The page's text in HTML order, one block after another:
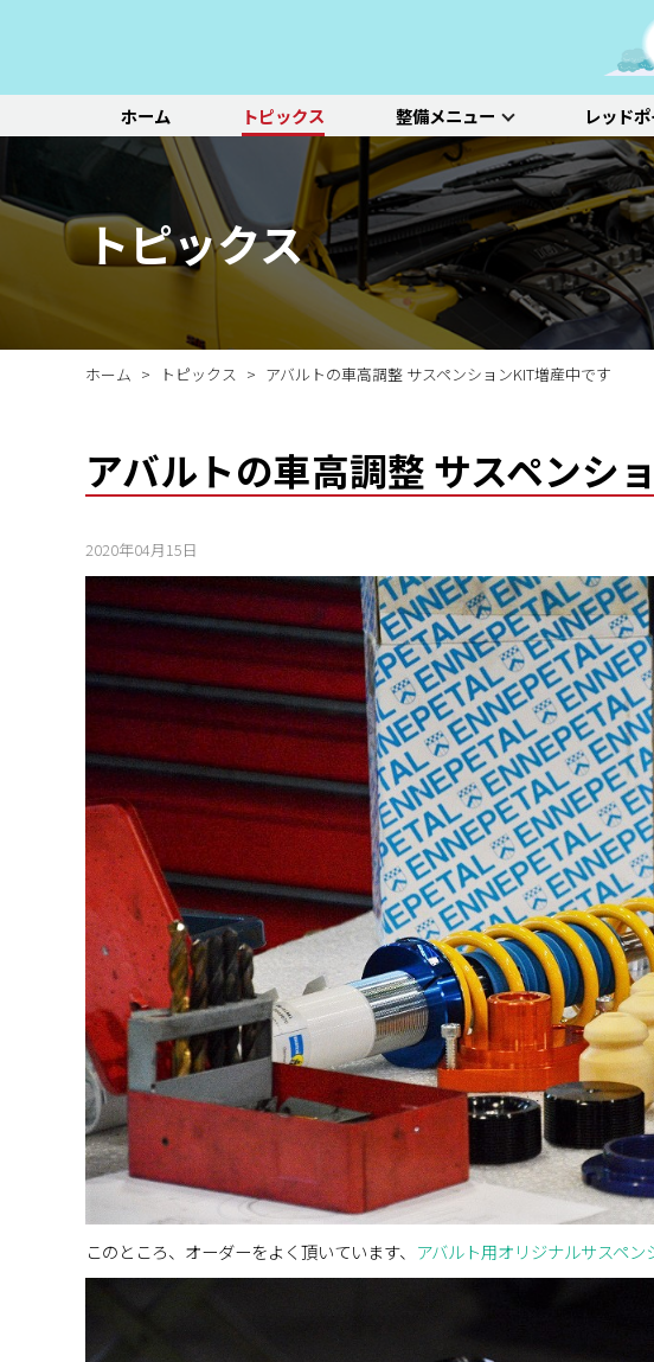
ホーム トピックス 整備メニュー
整備メニュー
レッドポイントが推奨す
る、すべての車種に共通
する基本整備と、車両の
状態に応じた３段階のセ
ットメニューをご紹介し
一覧ページ
基本整備一覧
ADAS（先進運転支援システム）診断
エアコン整備
初診点検・セットメニュー
初診点検
ステージ2／ステージ3 車種別価格表
レッド
レッドポイント
オリジナル&おすすめパ
ーツのご紹介
一覧ページ
車種別選択
ルノー プジョー
機能別選択
エンジン/駆動系
ホイール/タイヤ
その他のサービ
新車の販売や中古車販
売、ならびに買い取りや
レンタカー等のサービス
を行なっております。
一覧ページ
新車販売・整備
その他サービス
トピックス
ホーム トピックス アバルトの車高調整 サスペンションKIT増産中です
アバルトの車高調整 サスペンシ
2020年04月15日
このところ、オーダーをよく頂いています、 アバルト用オリジナルサスペン